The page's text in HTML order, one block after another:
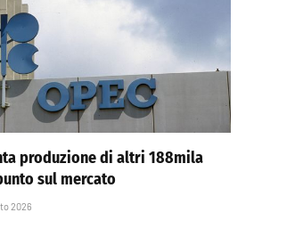
produzione di altri 188mila
sul mercato
2026